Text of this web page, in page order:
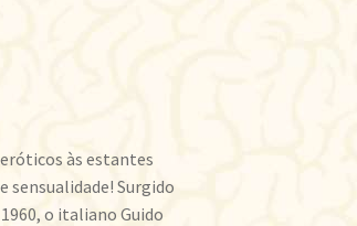
às estantes
Surgido
o italiano Guido